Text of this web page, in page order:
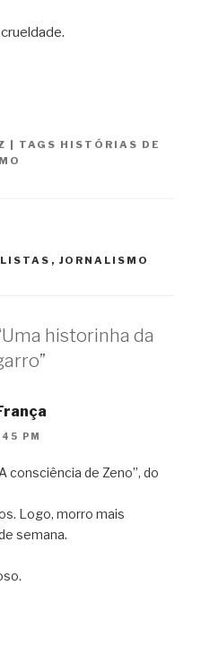
| TAGS HISTÓRIAS DE
, JORNALISMO
historinha da
PM
consciência de Zeno”, do
Logo, morro mais
semana.